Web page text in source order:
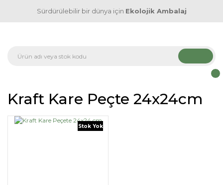
Sürdürülebilir bir dünya için Ekolojik Ambalaj
Kraft Kare Peçte 24x24cm
Stok Yok